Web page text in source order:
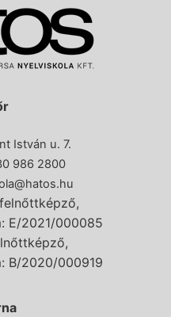
István u. 7.
986 2800
E/2021/000085
B/2020/000919